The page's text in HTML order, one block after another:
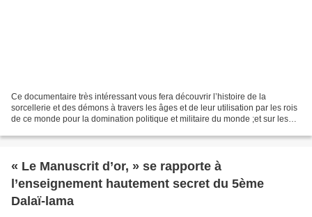
Ce documentaire très intéressant vous fera découvrir l’histoire de la
sorcellerie et des démons à travers les âges et de leur utilisation par les rois
de ce monde pour la domination politique et militaire du monde ;et sur les
« Le Manuscrit d’or, » se rapporte à
l’enseignement hautement secret du 5ème
Dalaï-lama